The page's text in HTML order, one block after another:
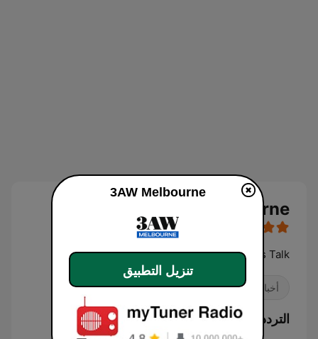
3AW Melbourne بث حي
News Talk
أخبار برامج حوارية
الترددات 3AW Melbourne:
3AW Melbourne
تنزيل التطبيق